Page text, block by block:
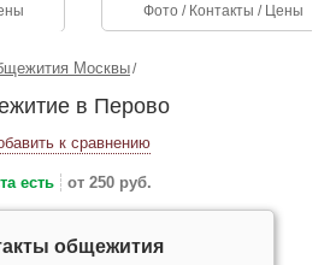
Фото / Контакты / Цены
Москвы
в Перово
к сравнению
есть от 250 руб.
общежития